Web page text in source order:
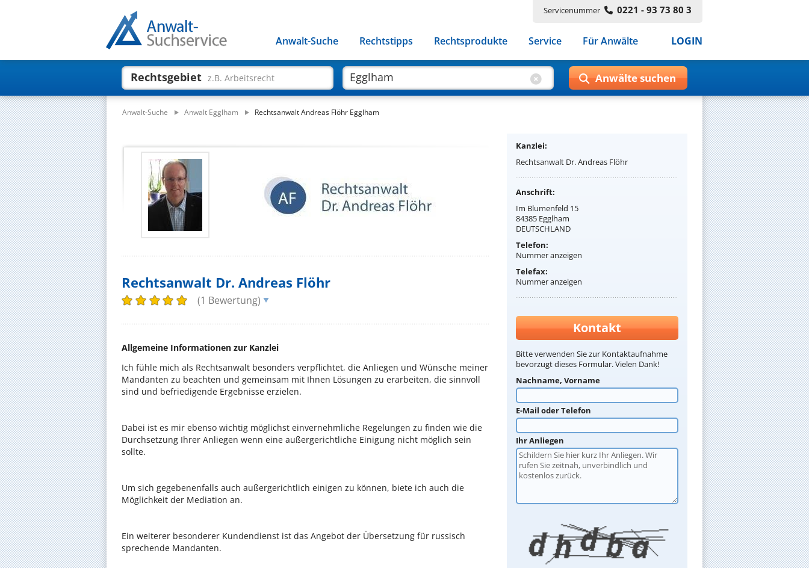
Servicenummer 0221 - 93 73 80 3
Anwalt-Suche Rechtstipps Rechtsprodukte Service Für Anwälte LOGIN
Rechtsgebiet z.B. Arbeitsrecht
Anwalt-Suche Anwalt Egglham Rechtsanwalt Andreas Flöhr Egglham
Rechtsanwalt Dr. Andreas Flöhr
(1 Bewertung)
Allgemeine Informationen zur Kanzlei
Ich fühle mich als Rechtsanwalt besonders verpflichtet, die Anliegen und Wünsche meiner
Mandanten zu beachten und gemeinsam mit Ihnen Lösungen zu erarbeiten, die sinnvoll
sind und befriedigende Ergebnisse erzielen.
Dabei ist es mir ebenso wichtig möglichst einvernehmliche Regelungen zu finden wie die
Durchsetzung Ihrer Anliegen wenn eine außergerichtliche Einigung nicht möglich sein
sollte.
Um sich gegebenenfalls auch außergerichtlich einigen zu können, biete ich auch die
Möglichkeit der Mediation an.
Ein weiterer besonderer Kundendienst ist das Angebot der Übersetzung für russisch
sprechende Mandanten.
Kanzlei:
Rechtsanwalt Dr. Andreas Flöhr
Anschrift:
Im Blumenfeld 15
84385 Egglham
DEUTSCHLAND
Telefon:
Nummer anzeigen
Telefax:
Nummer anzeigen
Kontakt
Bitte verwenden Sie zur Kontaktaufnahme
bevorzugt dieses Formular. Vielen Dank!
Nachname, Vorname
E-Mail oder Telefon
Ihr Anliegen